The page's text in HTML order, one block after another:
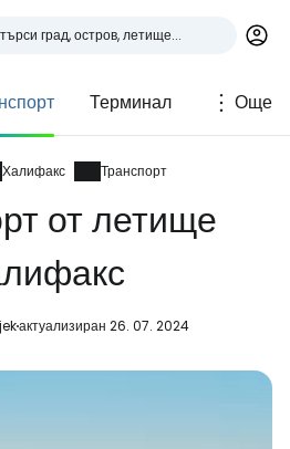
Терминал Още
Халифакс Транспорт
от летище
актуализиран 26. 07. 2024
Cestee
на туристите
с Google
с Facebook